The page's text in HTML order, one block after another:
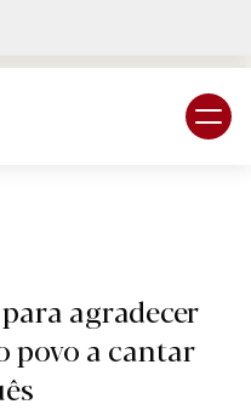
agradecer
povo a cantar